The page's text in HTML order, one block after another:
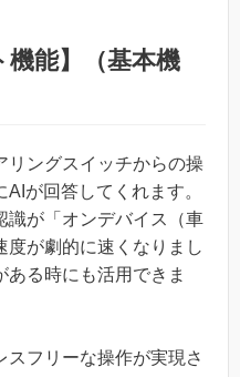
能】（基本機
リングスイッチからの操
が回答してくれます。
識が「オンデバイス（車
度が劇的に速くなりまし
る時にも活用できま
スフリーな操作が実現さ